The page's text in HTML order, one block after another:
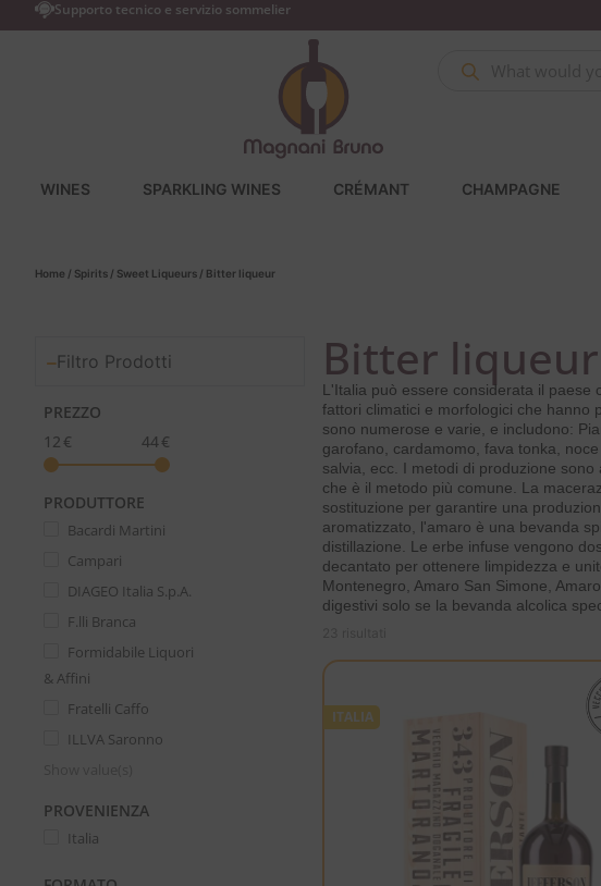
Supporto tecnico e servizio sommelier
WINES SPARKLING WINES CRÉMANT CHAMPAGNE
Home / Spirits / Sweet Liqueurs / Bitter liqueur
Filtro Prodotti
PREZZO
12 € 44€
PRODUTTORE
Bacardi Martini
Campari
DIAGEO Italia S.p.A.
F.lli Branca
Formidabile Liquori
& Affini
Fratelli Caffo
ILLVA Saronno
PROVENIENZA
Italia
Bitter liqueur
L'Italia può essere considerata il
fattori climatici e morfologici che hanno
sono numerose e varie, e includono:
garofano, cardamomo, fava tonka,
salvia, ecc. I metodi di produzione
che è il metodo più comune. La
sostituzione per garantire una
aromatizzato, l'amaro è una bevanda
distillazione. Le erbe infuse vengono
decantato per ottenere limpidezza e
Montenegro, Amaro San Simone,
digestivi solo se la bevanda alcolica
ITALIA